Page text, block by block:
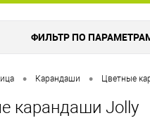
ФИЛЬТР ПО
• Карандаши • Цветные
карандаши Jolly